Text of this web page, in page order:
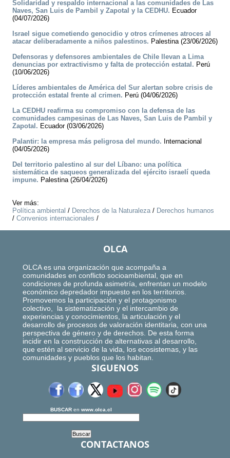
Solidaridad y respaldo internacional a las comunidades de Las
Naves, San Luis de Pambil y Zapotal y la CEDHU. Ecuador
(04/07/2026)
Israel sigue cometiendo genocidio y otros crímenes atroces al
atacar deliberadamente a niños palestinos. Palestina (23/06/2026)
Defensoras y defensores ambientales de Chile llevan a Lima
denuncias por extractivismo y falta de protección estatal. Perú
(10/06/2026)
Líderes ambientales de América del Sur alertan sobre crisis de
protección estatal frente al crimen. Perú (04/06/2026)
La CEDHU reafirma su compromiso con la defensa de las
comunidades campesinas de Las Naves, San Luis de Pambil y
Zapotal. Ecuador (03/06/2026)
Palantir: la empresa más peligrosa del mundo. Internacional
(04/05/2026)
Del territorio palestino al sur del Líbano: una política
sistemática de saqueos generalizada del ejército israelí queda
impune. Palestina (26/04/2026)
Ver más:
Política ambiental / Derechos de la Naturaleza/ Derechos humanos
/ Convenios internacionales /
OLCA
OLCA es una organización que acompaña a
comunidades en conflicto socioambiental, que en
condiciones de profunda asimetría, enfrentan un modelo
económico depredador impuesto en los territorios.
Promovemos la participación y el protagonismo
colectivo, la sistematización y el intercambio de
experiencias y conocimientos, la articulación y el
desarrollo de procesos de valoración identitaria, con una
perspectiva de género y de derechos. De esta forma
incidir en la construcción de alternativas al desarrollo,
que estén al servicio de la vida, los ecosistemas, y las
comunidades y pueblos que los habitan.
SIGUENOS
BUSCAR en www.olca.cl
CONTACTANOS